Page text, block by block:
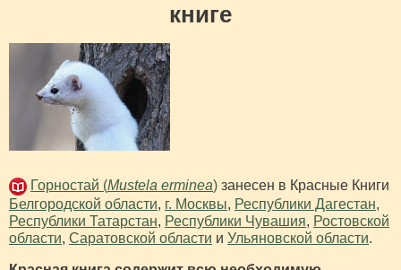
книге
Горностай (Mustela erminea) занесен в Красные Книги
Белгородской области, г. Москвы, Республики Дагестан,
Республики Татарстан, Республики Чувашия, Ростовской
области, Саратовской области и Ульяновской области.